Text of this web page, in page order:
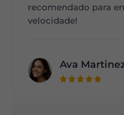
recomendado para
velocidade!
Ava